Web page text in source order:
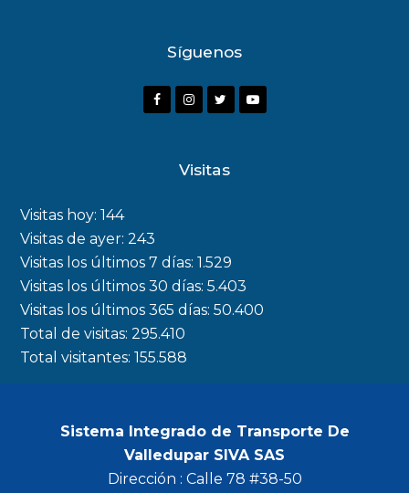
Síguenos
Visitas
Visitas hoy:144
Visitas de ayer:243
Visitas los últimos 7 días:1.529
Visitas los últimos 30 días:5.403
Visitas los últimos 365 días:50.400
Total de visitas:295.410
Total visitantes:155.588
Sistema Integrado de Transporte De
Valledupar SIVA SAS
Dirección : Calle 78 #38-50